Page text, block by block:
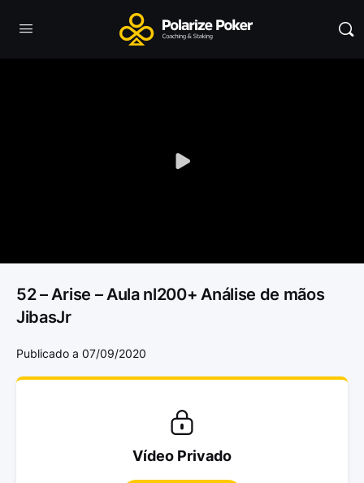
52 – Arise – Aula nl200+ Análise de mãos
JibasJr
Publicado a 07/09/2020
Vídeo Privado